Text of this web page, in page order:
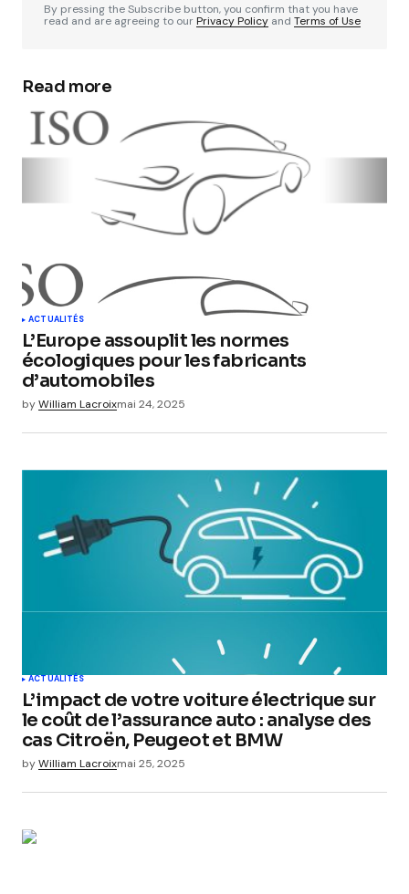
By pressing the Subscribe button, you confirm that you have
read and are agreeing to ourPrivacy Policy and Terms of Use
Read more
ACTUALITÉS
L’Europe assouplit les normes
écologiques pour les fabricants
d’automobiles
byWilliam Lacroixmai 24, 2025
ACTUALITÉS
L’impact de votre voiture électrique sur
le coût de l’assurance auto : analyse des
cas Citroën, Peugeot et BMW
byWilliam Lacroixmai 25, 2025